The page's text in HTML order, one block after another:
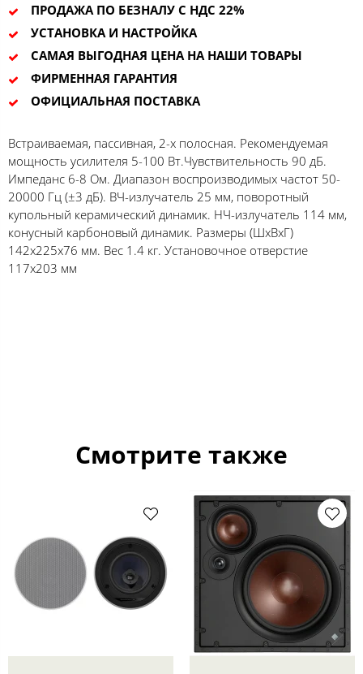
ПРОДАЖА ПО БЕЗНАЛУ С НДС 22%
УСТАНОВКА И НАСТРОЙКА
САМАЯ ВЫГОДНАЯ ЦЕНА НА НАШИ ТОВАРЫ
ФИРМЕННАЯ ГАРАНТИЯ
ОФИЦИАЛЬНАЯ ПОСТАВКА
Встраиваемая, пассивная, 2-х полосная. Рекомендуемая
мощность усилителя 5-100 Вт.Чувствительность 90 дБ.
Импеданс 6-8 Ом. Диапазон воспроизводимых частот 50-
20000 Гц (±3 дБ). ВЧ-излучатель 25 мм, поворотный
купольный керамический динамик. НЧ-излучатель 114 мм,
конусный карбоновый динамик. Размеры (ШхВхГ)
142x225x76 мм. Вес 1.4 кг. Установочное отверстие
117x203 мм
Смотрите также